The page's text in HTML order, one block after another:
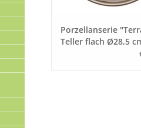
Porzellanserie
Teller flach Ø28,5